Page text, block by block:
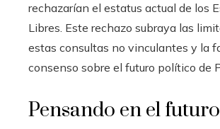
rechazarían el estatus actual de los
Libres. Este rechazo subraya las
estas consultas no vinculantes y la
consenso sobre el futuro político de
Pensando en el futuro